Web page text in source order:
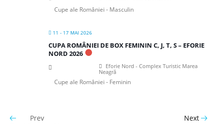
Cupe ale României - Masculin
11 - 17 MAI 2026
CUPA ROMÂNIEI DE BOX FEMININ C, J, T, S – EFORIE
NORD 2026
Eforie Nord - Complex Turistic Marea
Neagră
Cupe ale României - Feminin
Prev
Next